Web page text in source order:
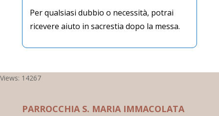
Per qualsiasi dubbio o necessità, potrai
ricevere aiuto in sacrestia dopo la messa.
Views: 14267
PARROCCHIA S. MARIA IMMACOLATA